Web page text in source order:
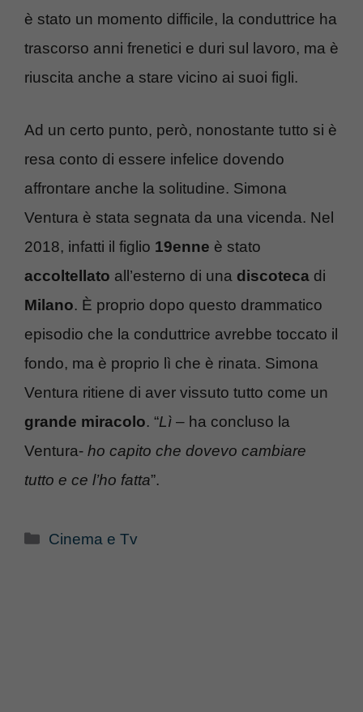
è stato un momento difficile, la conduttrice ha
trascorso anni frenetici e duri sul lavoro, ma è
riuscita anche a stare vicino ai suoi figli.
Ad un certo punto, però, nonostante tutto si è
resa conto di essere infelice dovendo
affrontare anche la solitudine. Simona
Ventura è stata segnata da una vicenda. Nel
2018, infatti il figlio 19enne è stato
accoltellato all’esterno di una discoteca di
Milano. È proprio dopo questo drammatico
episodio che la conduttrice avrebbe toccato il
fondo, ma è proprio lì che è rinata. Simona
Ventura ritiene di aver vissuto tutto come un
grande miracolo. “Lì – ha concluso la
Ventura- ho capito che dovevo cambiare
tutto e ce l’ho fatta”.
Categorie
Cinema e Tv